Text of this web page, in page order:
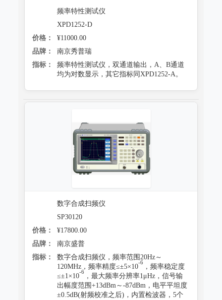
频率特性测试仪
XPD1252-D
价格：
¥11000.00
品牌：
南京秀普瑞
指标：
频率特性测试仪，双通道输出，A、B通道
均为对数显示，其它指标同XPD1252-A。
数字合成扫频仪
SP30120
价格：
¥17800.00
品牌：
南京盛普
指标：
数字合成扫频仪，频率范围20Hz～
120MHz，频率精度≤±5×10
-6
，频率稳定度
≤±1×10
-6
，最大频率分辨率1μHz，信号输
出幅度范围+13dBm～-87dBm，电平平坦度
±0.5dB(射频校准之后)，内置检波器，5个